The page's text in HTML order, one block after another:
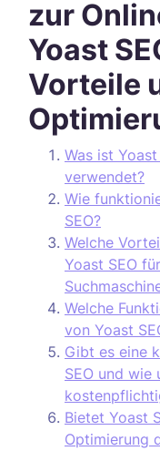
zur
Yoast
Vorteile
Was ist
verwendet?
Wie
SEO?
Welche
Yoast SEO
Welche
von Yoast
Gibt es eine
SEO und
Bietet Yoast
Optimierung